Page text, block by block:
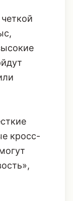
кросс-